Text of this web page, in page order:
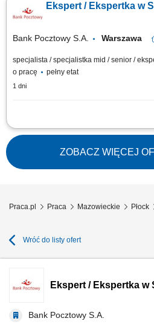
relacji; Realizacja celów sprzedażowych;
wizerunku Banku poprzez wysoką jakość
Ekspert / Ekspertka w
Bank Pocztowy S.A. Warszawa
specjalista / specjalistka mid / senior /
o pracę
pełny etat
1 dni
Twój zakres obowiązków Diagnozowanie
Aktywne pozyskiwanie Klientów i
relacji; Realizacja celów sprzedażowych;
wizerunku Banku poprzez wysoką jakość
Klientów...
ZOBACZ WIĘCEJ
Praca.pl Praca Mazowieckie Płock
Wróć do listy ofert
Ekspert / Ekspertka w
Bank Pocztowy S.A.